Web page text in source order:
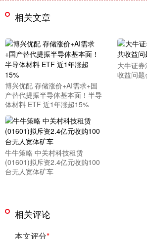
相关文章
博兴优配 存储涨价+AI需求+国
产替代提振半导体基本面！半导
体材料 ETF 近1年涨超15%
大牛证
收益问题
牛牛策略 中关村科技租赁
(01601)拟斥资2.4亿元收购100
台无人宽体矿车
相关评论
本文评分*